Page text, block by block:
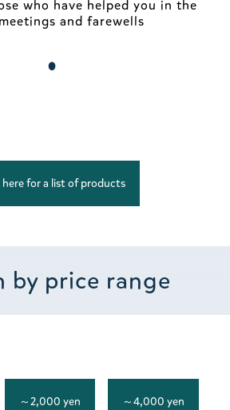
who have helped you in the
and farewells
.
here for a list of products
by price range
～2,000 yen ～4,000 yen